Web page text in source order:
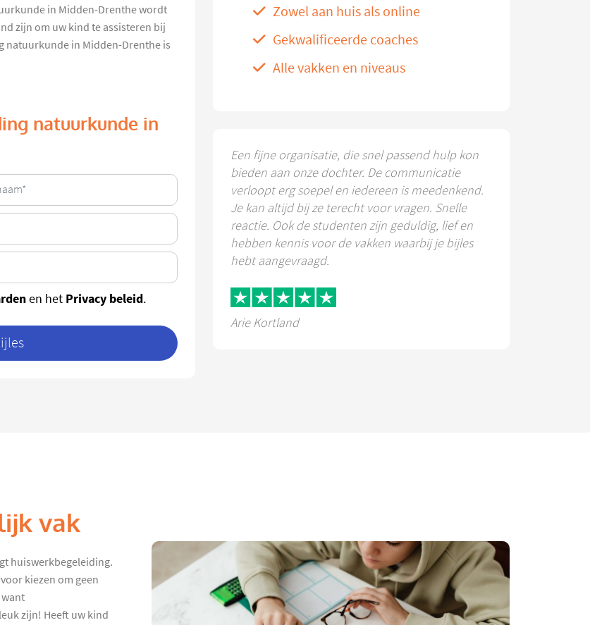
in Midden-Drenthe wordt
zijn om uw kind te assisteren bij
natuurkunde in Midden-Drenthe is
natuurkunde in
en het Privacy beleid.
Zowel aan huis als online
Gekwalificeerde coaches
Alle vakken en niveaus
Een fijne organisatie, die snel passend hulp kon
bieden aan onze dochter. De communicatie
verloopt erg soepel en iedereen is meedenkend.
Je kan altijd bij ze terecht voor vragen. Snelle
reactie. Ook de studenten zijn geduldig, lief en
hebben kennis voor de vakken waarbij je bijles
hebt aangevraagd.
Arie Kortland
vak
huiswerkbegeleiding.
kiezen om geen
zijn! Heeft uw kind